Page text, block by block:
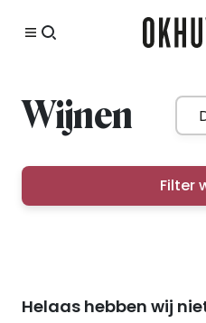
Wijnen
Filter
Helaas hebben wij